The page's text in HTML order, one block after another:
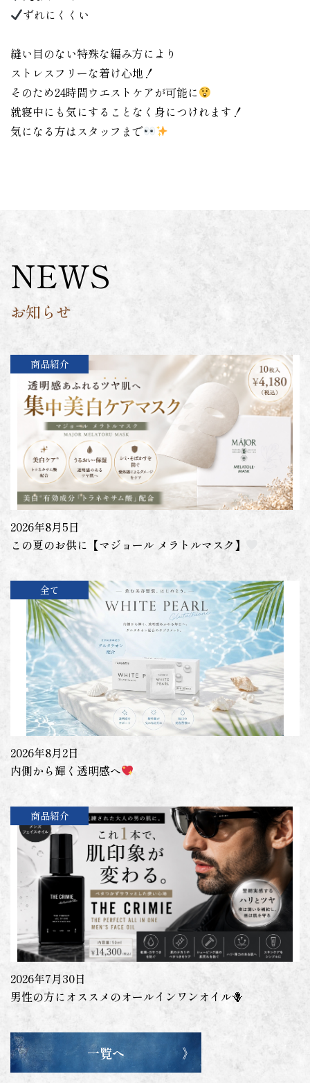
ずれにくくい
縫い目のない特殊な編み方により
ストレスフリーな着け心地！
そのため24時間ウエストケアが可能に
就寝中にも気にすることなく身につけれます！
気になる方はスタッフまで
NEWS
お知らせ
商品紹介
2026年8月5日
この夏のお供に【マジョール メラトルマスク】
全て
2026年8月2日
内側から輝く透明感へ
商品紹介
2026年7月30日
男性の方にオススメのオールインワンオイル🪻
一覧へ